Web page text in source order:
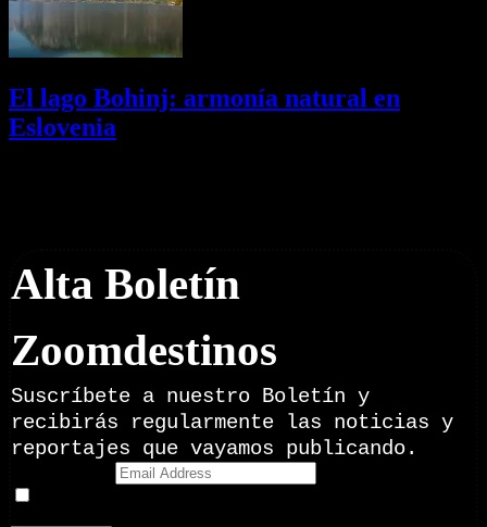
El lago Bohinj: armonía natural en
Eslovenia
Alta Boletín
Zoomdestinos
Suscríbete a nuestro Boletín y
recibirás regularmente las noticias y
reportajes que vayamos publicando.